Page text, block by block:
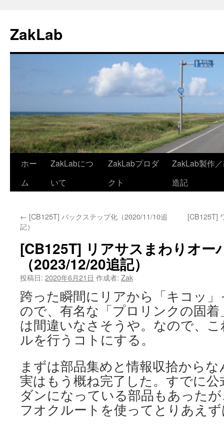
ZakLab
ン
へ
ス
キ
ッ
プ
ホー
ム
ZakLabにつ
いて
ZakLabプロダ
クト
ZakLab製作
造記
← [CB125T] バックステップ化（2020/11/10追
記）
[CB125T]
[CB125T] リアサスまわりオー
（2023/12/20追記）
投稿日: 2020年6月21日 作成者: Zak
跨った瞬間にリアから「キコッ
ので、有名な「プロリンクの固
は間違いなさそうや。なので、
ルを行うコトにする。
まずは部品集めと情報収拾から
実はもう概ね完了した。すでに
ダンになっている部品もあった
フオクルートを使ってとりあえ